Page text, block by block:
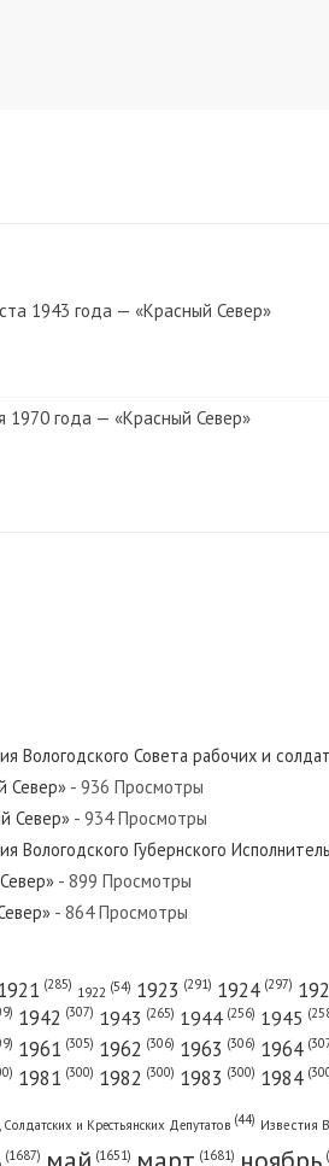
1943 года — «Красный Север»
года — «Красный Север»
1942 года — «Красный Север»
1970 года — «Красный Север»
Вологодского Совета рабочих и
Север» - 936 Просмотры
Север» - 934 Просмотры
Вологодского Губернского
- 899 Просмотры
- 864 Просмотры
(285) 1922 (54) 1923 (291) 1924 (297)
1942 (307) 1943 (265) 1944 (256) 1945
1961 (305) 1962 (306) 1963 (306) 1964
1981 (300) 1982 (300) 1983 (300) 1984
Солдатских и Крестьянских Депутатов (44) Известия
(1687) (1651) (1681)